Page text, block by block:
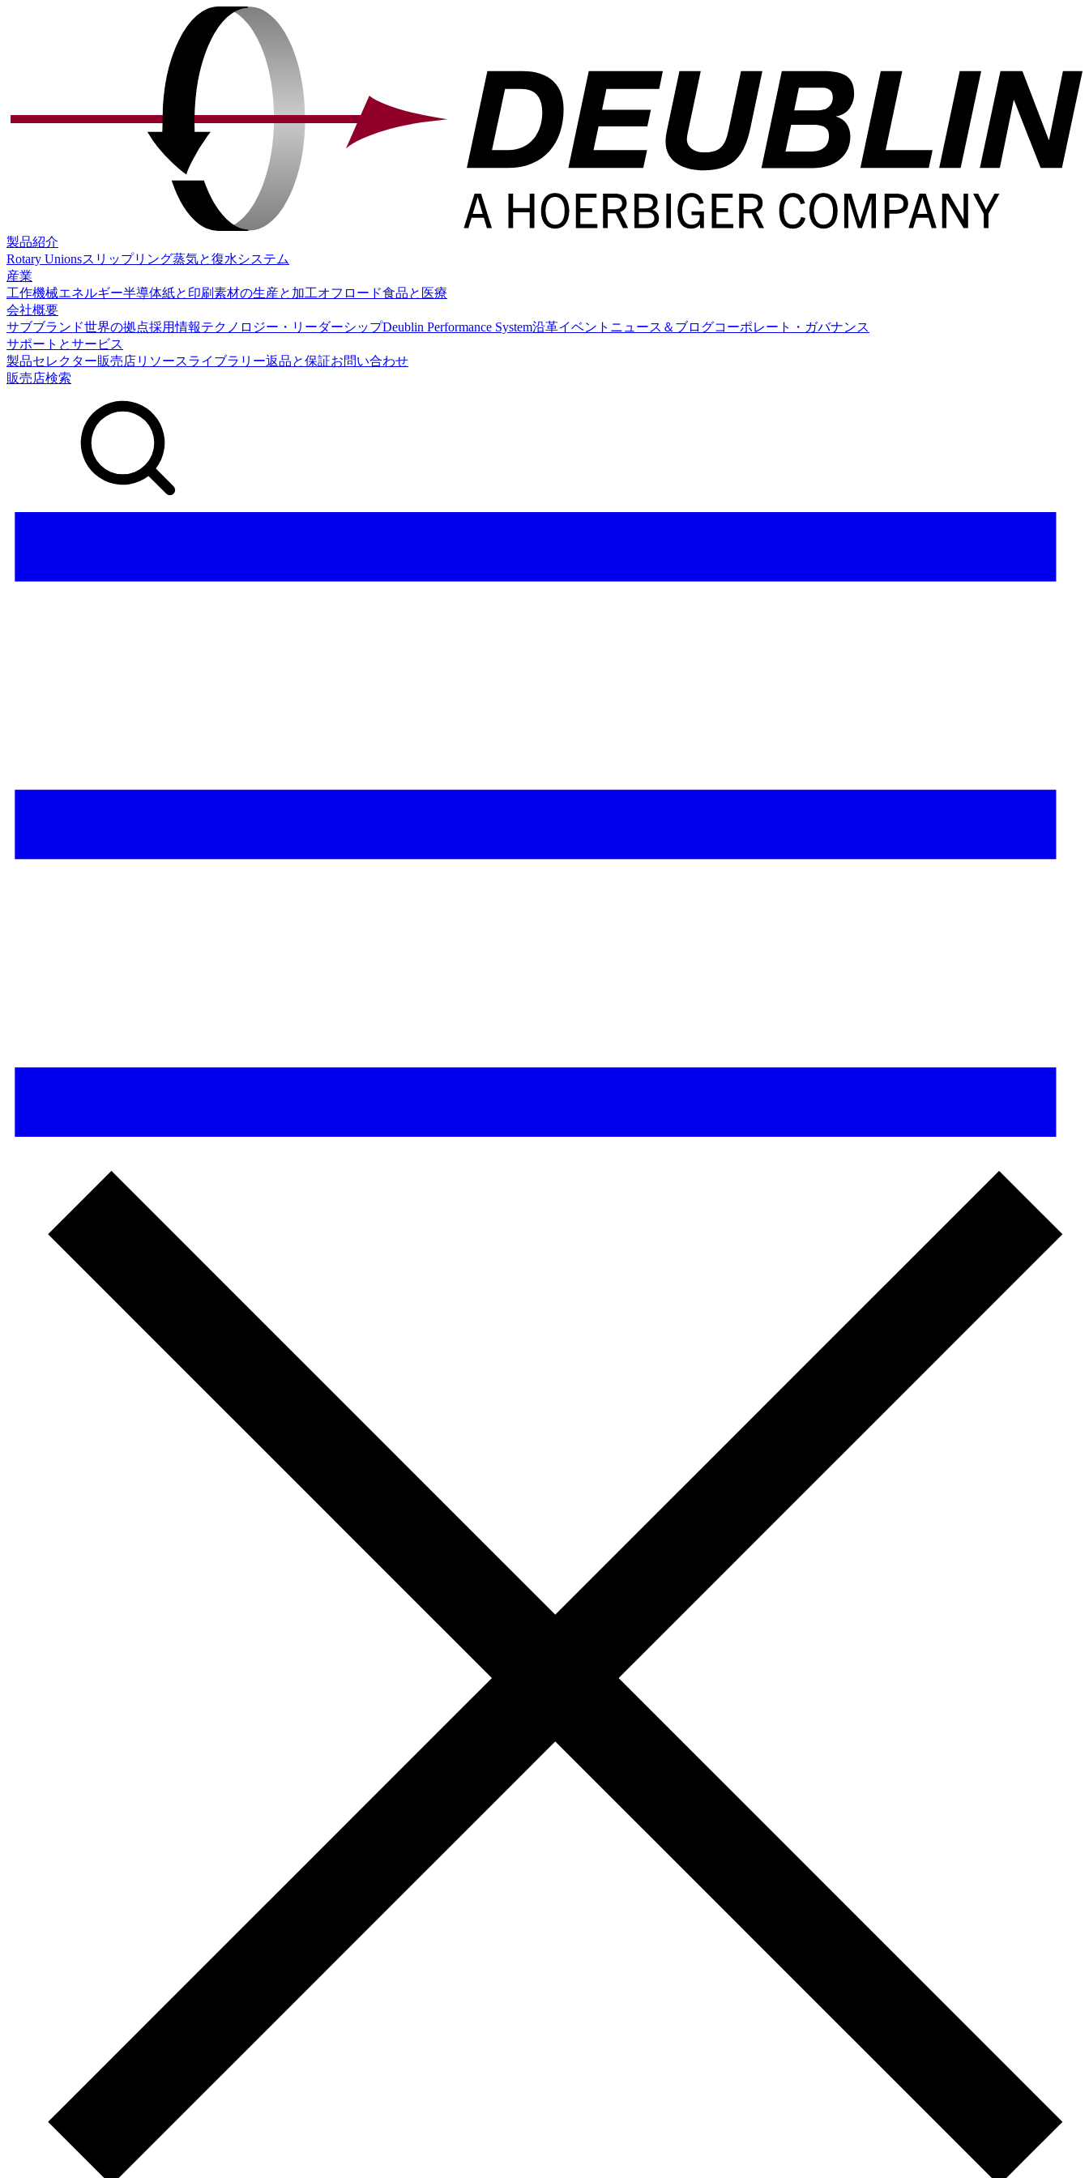
製品紹介
Rotary Unionsスリップリング蒸気と復水システム
産業
工作機械エネルギー半導体紙と印刷素材の生産と加工オフロード食品と医療
会社概要
サブブランド世界の拠点採用情報テクノロジー・リーダーシップDeublin Performance System沿革イベント ニュース＆ブログコーポレート・ガバナンス
サポートとサービス
製品セレクター販売店リソースライブラリー返品と保証お問い合わせ
販売店検索